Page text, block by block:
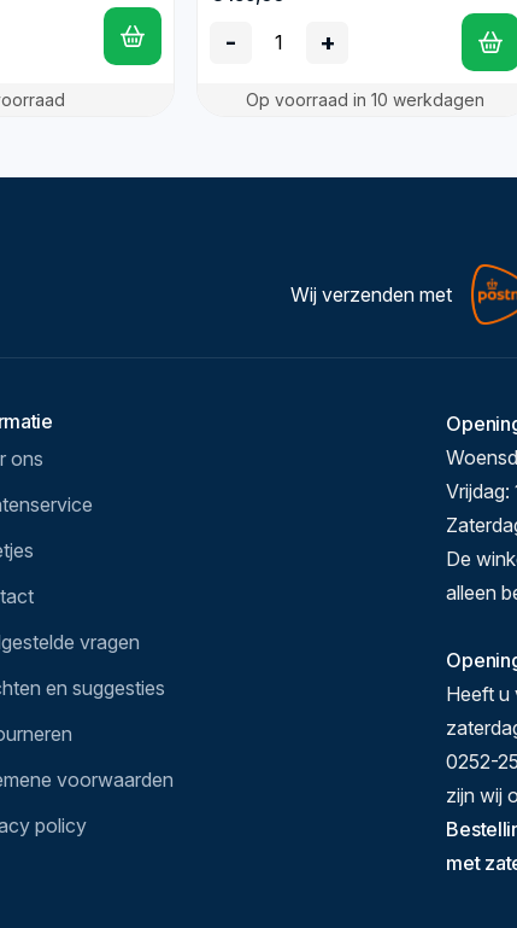
- +
Op voorraad in 10 werkdagen
Wij verzenden met
ons
vragen
en suggesties
voorwaarden
policy
Vrijdag:
De
alleen
Heeft u
0252-
zijn wij
met